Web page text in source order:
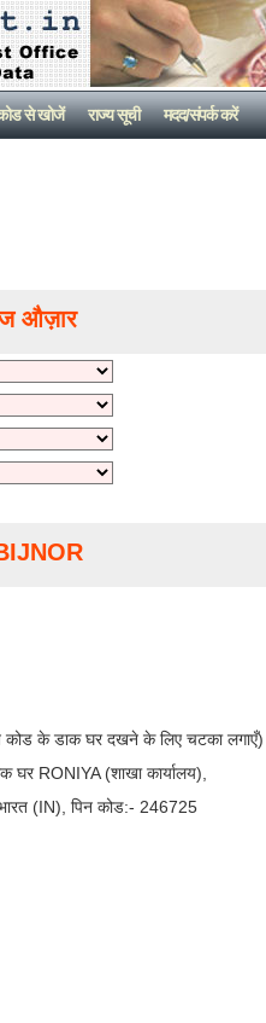
से खोजें राज्य सूची मदद/संपर्क करें
औज़ार
कोड के डाक घर दखने के लिए चटका लगाएँ)
घर RONIYA (शाखा कार्यालय),
(IN), पिन कोड:- 246725